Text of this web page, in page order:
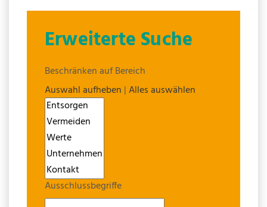
Erweiterte Suche
Beschränken auf Bereich
Auswahl aufheben |Alles auswählen
Ausschlussbegriffe